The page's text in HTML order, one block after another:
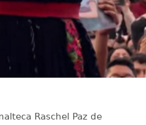
Raschel Paz de